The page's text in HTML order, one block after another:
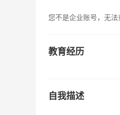
您不是企业账号，无法
教育经历
自我描述